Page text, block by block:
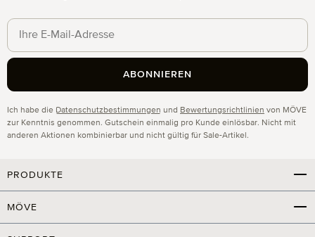
Ich habe die Datenschutzbestimmungen und Bewertungsrichtlinien von MÖVE
zur Kenntnis genommen. Gutschein einmalig pro Kunde einlösbar. Nicht mit
anderen Aktionen kombinierbar und nicht gültig für Sale-Artikel.
ABONNIEREN
PRODUKTE
MÖVE